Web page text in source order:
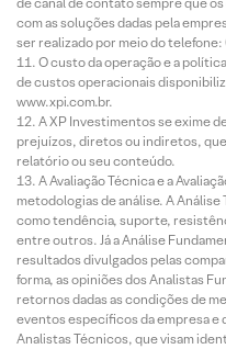
com as soluções dadas pela
ser realizado por meio do telefone:
O custo da operação e a
de custos operacionais
www.xpi.com.br.
A XP Investimentos se exime
prejuízos, diretos ou indiretos,
relatório ou seu conteúdo.
A Avaliação Técnica e a
metodologias de análise. A
como tendência, suporte,
entre outros. Já a Análise
resultados divulgados pelas
forma, as opiniões dos Analistas
retornos dadas as condições de
eventos específicos da empresa e
Analistas Técnicos, que visam